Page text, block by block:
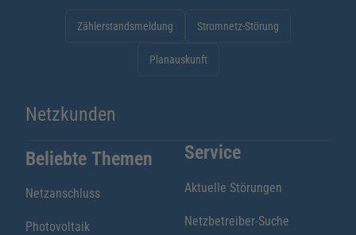
Zählerstandsmeldung Stromnetz-Störung
Planauskunft
Netzkunden
Beliebte Themen
Netzanschluss
Photovoltaik
Service
Aktuelle Störungen
Netzbetreiber-Suche